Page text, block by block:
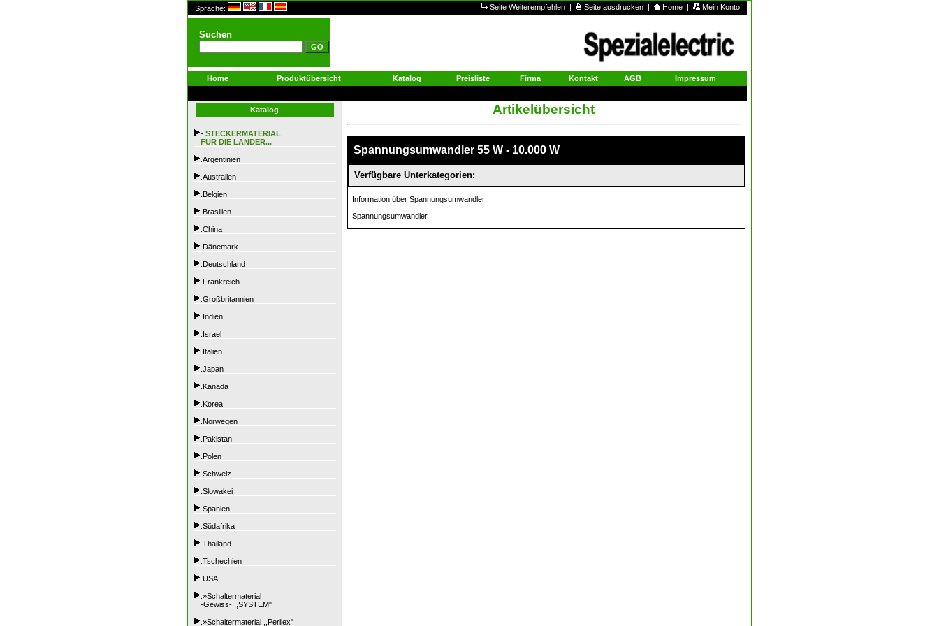
Sprache: Seite Weiterempfehlen | Seite ausdrucken | Home | Mein Konto
Suchen
Home Produktübersicht Katalog Preisliste Firma Kontakt AGB Impressum
Katalog
- STECKERMATERIAL
FÜR DIE LÄNDER...
.Argentinien
.Australien
.Belgien
.Brasilien
.China
.Dänemark
.Deutschland
.Frankreich
.Großbritannien
.Indien
.Israel
.Italien
.Japan
.Kanada
.Korea
.Norwegen
.Pakistan
.Polen
.Schweiz
.Slowakei
.Spanien
.Südafrika
.Thailand
.Tschechien
.USA
.»Schaltermaterial
-Gewiss- ,,SYSTEM"
.»Schaltermaterial ,,Perilex"
Artikelübersicht
Spannungsumwandler 55 W - 10.000 W
Verfügbare Unterkategorien:
Information über Spannungsumwandler
Spannungsumwandler